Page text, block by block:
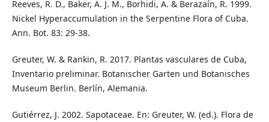
Reeves, R. D., Baker, A. J. M., Borhidi, A. & Berazaín, R. 1999.
Nickel Hyperaccumulation in the Serpentine Flora of Cuba.
Ann. Bot. 83: 29-38.
Greuter, W. & Rankin, R. 2017. Plantas vasculares de Cuba,
Inventario preliminar. Botanischer Garten und Botanisches
Museum Berlin. Berlín, Alemania.
Gutiérrez, J. 2002. Sapotaceae. En: Greuter, W. (ed.). Flora de